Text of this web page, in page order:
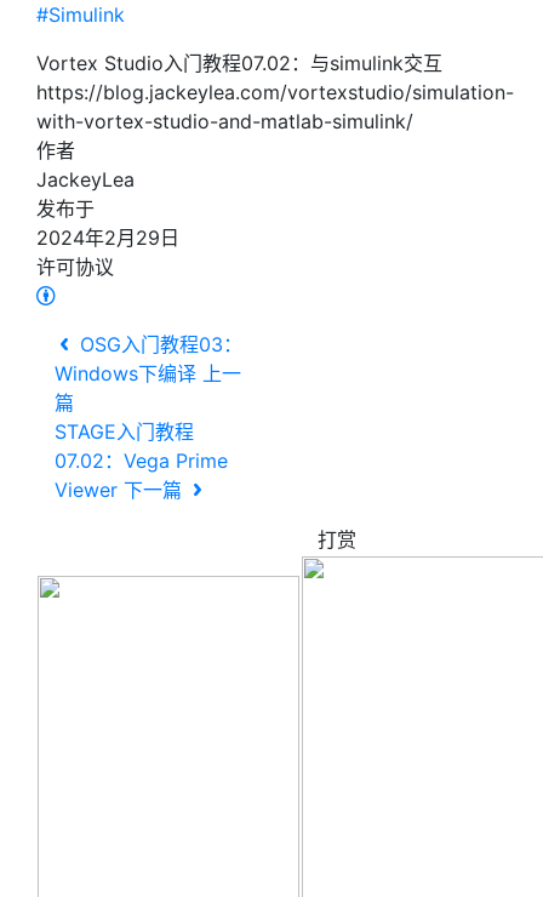
#Simulink
Vortex Studio入门教程07.02：与simulink交互
https://blog.jackeylea.com/vortexstudio/simulation-
with-vortex-studio-and-matlab-simulink/
作者
JackeyLea
发布于
2024年2月29日
许可协议
OSG入门教程03：
Windows下编译 上一
篇
STAGE入门教程
07.02：Vega Prime
Viewer 下一篇
打赏